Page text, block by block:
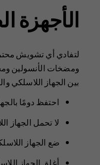
الأجهزة
لتفادي أي تشويش
بين الجهاز اللاسلكي
احتفظ دومًا بالجهاز
لا تحمل الجهاز
ضع الجهاز
أغلق الجهاز